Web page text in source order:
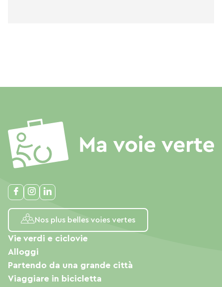
Nos plus belles voies vertes
Vie verdi e ciclovie
Alloggi
Partendo da una grande città
Viaggiare in bicicletta